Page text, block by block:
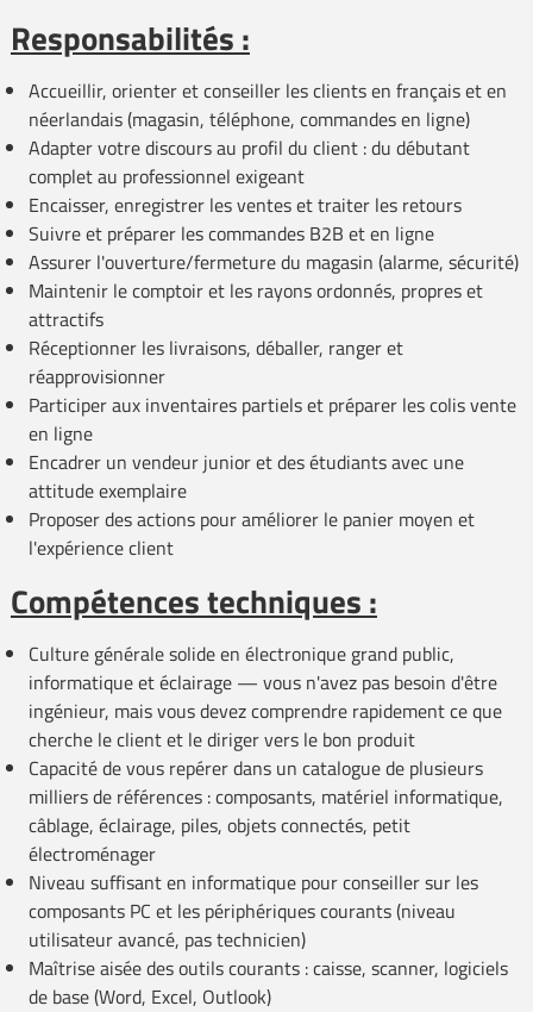
Responsabilités :
Accueillir, orienter et conseiller les clients en français et en
néerlandais (magasin, téléphone, commandes en ligne)
Adapter votre discours au profil du client : du débutant
complet au professionnel exigeant
Encaisser, enregistrer les ventes et traiter les retours
Suivre et préparer les commandes B2B et en ligne
Assurer l'ouverture/fermeture du magasin (alarme, sécurité)
Maintenir le comptoir et les rayons ordonnés, propres et
attractifs
Réceptionner les livraisons, déballer, ranger et
réapprovisionner
Participer aux inventaires partiels et préparer les colis vente
en ligne
Encadrer un vendeur junior et des étudiants avec une
attitude exemplaire
Proposer des actions pour améliorer le panier moyen et
l'expérience client
Compétences techniques :
Culture générale solide en électronique grand public,
informatique et éclairage — vous n'avez pas besoin d'être
ingénieur, mais vous devez comprendre rapidement ce que
cherche le client et le diriger vers le bon produit
Capacité de vous repérer dans un catalogue de plusieurs
milliers de références : composants, matériel informatique,
câblage, éclairage, piles, objets connectés, petit
électroménager
Niveau suffisant en informatique pour conseiller sur les
composants PC et les périphériques courants (niveau
utilisateur avancé, pas technicien)
Maîtrise aisée des outils courants : caisse, scanner, logiciels
de base (Word, Excel, Outlook)